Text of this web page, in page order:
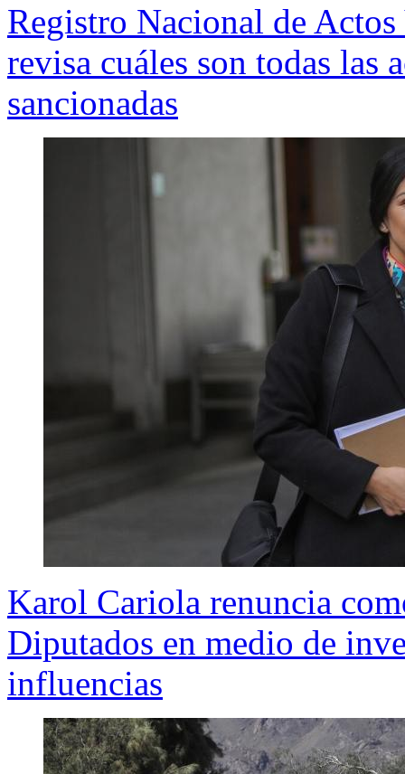
Registro Nacional de
revisa cuáles son todas las
sancionadas
Karol Cariola renuncia
Diputados en medio de
influencias